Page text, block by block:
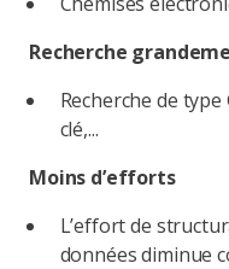
Recherche
Recherche de
clé,...
Moins d’efforts
L’effort de
données diminue